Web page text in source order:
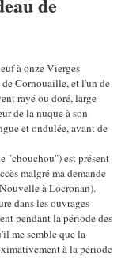
à onze Vierges
Cornouaille, et l'un de
rayé ou doré, large
de la nuque à son
et ondulée, avant de
"chouchou") est présent
malgré ma demande
à Locronan).
dans les ouvrages
pendant la période des
me semble que la
à la période